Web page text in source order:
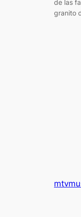
de las
granito